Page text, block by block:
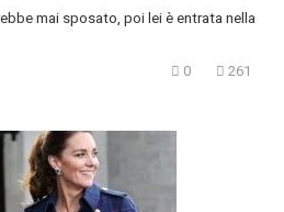
mai sposato, poi lei è entrata nella
0 261